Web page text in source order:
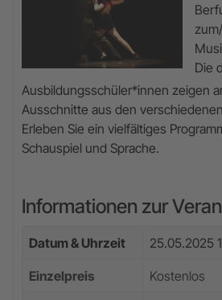
Die
Ausbildungsschüler*innen zeigen
Ausschnitte aus den
Erleben Sie ein vielfältiges
Schauspiel und Sprache.
Informationen zur
Datum & Uhrzeit 25.05.2025
Einzelpreis Kostenlos